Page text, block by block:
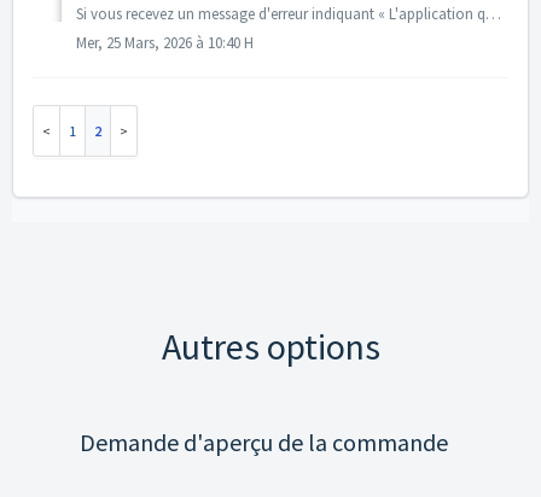
Si vous recevez un message d'erreur indiquant « L'application que vous essayez d'installer n'est pas une application vérifiée par Microsoft ...
Mer, 25 Mars, 2026 à 10:40 H
1 2
Autres options
Demande d'aperçu de la commande